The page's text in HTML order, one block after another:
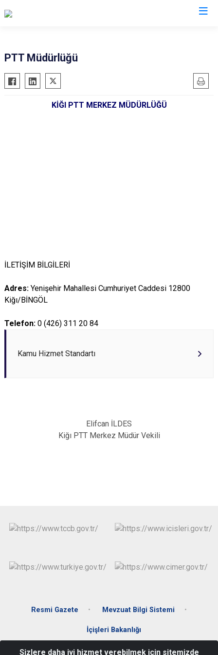
Adaklı
Genç
PTT Müdürlüğü
KİĞI PTT MERKEZ MÜDÜRLÜĞÜ
İLETİŞİM BİLGİLERİ
Adres: Yenişehir Mahallesi Cumhuriyet Caddesi 12800
Kiğı/BİNGÖL
Telefon: 0 (426) 311 20 84
Kamu Hizmet Standartı
Elifcan İLDES
Kiğı PTT Merkez Müdür Vekili
Resmi Gazete Mevzuat Bilgi Sistemi
İçişleri Bakanlığı
Sizlere daha iyi hizmet verebilmek için sitemizde